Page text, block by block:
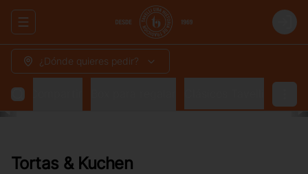
Abrir menu de navegación Login
¿Dónde quieres pedir?
Compartir
Tortas & Kuchen